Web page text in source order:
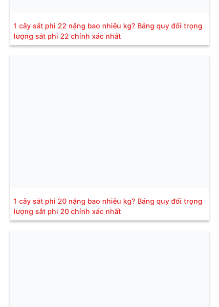
1 cây sắt phi 22 nặng bao nhiêu kg? Bảng quy đổi trọng
lượng sắt phi 22 chính xác nhất
1 cây sắt phi 20 nặng bao nhiêu kg? Bảng quy đổi trọng
lượng sắt phi 20 chính xác nhất